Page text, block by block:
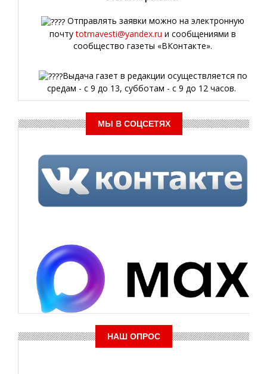
Отправлять заявки можно на электронную
почтуtotmavesti@yandex.ru и сообщениями в
сообщество газеты «ВКонтакте».
Выдача газет в редакции осуществляется по
средам - с 9 до 13, субботам - с 9 до 12 часов.
МЫ В СОЦСЕТЯХ
НАШ ОПРОС